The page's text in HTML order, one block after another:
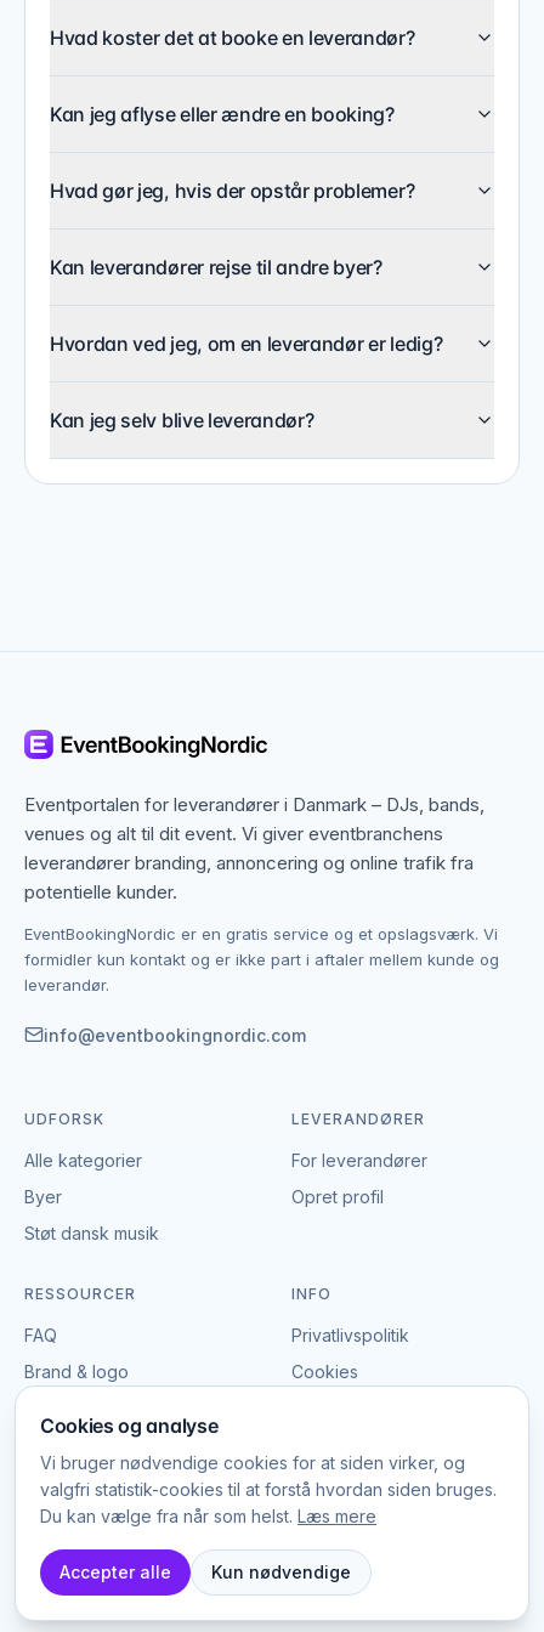
Kontakt leverandøren direkte.
Kan jeg selv blive leverandør?
Ja, via siden “For leverandører”.
Hvad koster det at booke en leverandør?
Kan jeg aflyse eller ændre en booking?
Hvad gør jeg, hvis der opstår problemer?
Kan leverandører rejse til andre byer?
Hvordan ved jeg, om en leverandør er ledig?
Kan jeg selv blive leverandør?
Eventportalen for leverandører i Danmark – DJs, bands,
venues og alt til dit event. Vi giver eventbranchens
leverandører branding, annoncering og online trafik fra
potentielle kunder.
EventBookingNordic er en gratis service og et opslagsværk. Vi
formidler kun kontakt og er ikke part i aftaler mellem kunde og
leverandør.
info@eventbookingnordic.com
UDFORSK
Alle kategorier
Byer
Støt dansk musik
LEVERANDØRER
For leverandører
Opret profil
RESSOURCER
FAQ
Brand & logo
INFO
Privatlivspolitik
Cookies
© EventBookingNordic 2026
Platform Labs ApS, CVR 45785025
Cookies og analyse
Vi bruger nødvendige cookies for at siden virker, og
valgfri statistik-cookies til at forstå hvordan siden bruges.
Du kan vælge fra når som helst. Læs mere
Accepter alle Kun nødvendige